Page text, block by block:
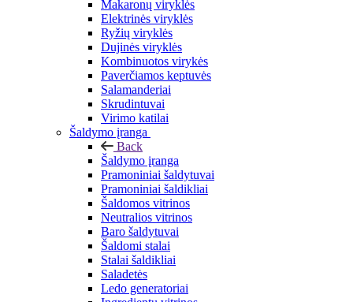
Makaronų viryklės
Elektrinės viryklės
Ryžių viryklės
Dujinės viryklės
Kombinuotos virykės
Paverčiamos keptuvės
Salamanderiai
Skrudintuvai
Virimo katilai
Šaldymo įranga
Back
Šaldymo įranga
Pramoniniai šaldytuvai
Pramoniniai šaldikliai
Šaldomos vitrinos
Neutralios vitrinos
Baro šaldytuvai
Šaldomi stalai
Stalai šaldikliai
Saladetės
Ledo generatoriai